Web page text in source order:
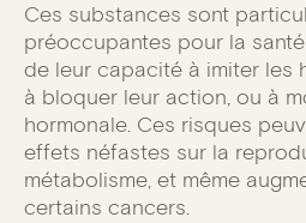
Ces substances sont
préoccupantes pour la
de leur capacité à imiter les
à bloquer leur action, ou à
hormonale. Ces risques
effets néfastes sur la
métabolisme, et même
certains cancers.